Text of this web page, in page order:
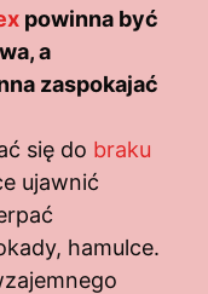
powinna być
a
zaspokajać
się do braku
ujawnić
hamulce.